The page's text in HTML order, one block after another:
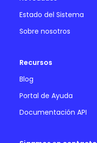
Estado del Sistema
Sobre nosotros
Recursos
Blog
Portal de Ayuda
Documentación API